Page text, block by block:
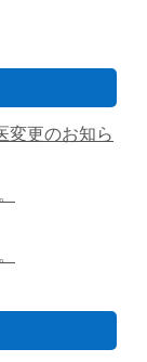
変更のお知ら